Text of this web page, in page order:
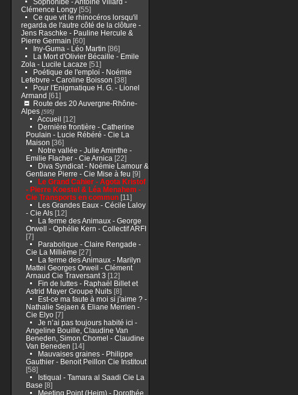
Clémence Longy[55]
Ce que vit le rhinocéros lorsqu'il
regarda de l'autre côté de la clôture -
Jens Raschke - Pauline Hercule &
Pierre Germain [60]
Iny-Guma - Léo Martin [86]
La Mort d'Olivier Bécaille - Emile
Zola - Lucile Lacaze [51]
Poétique de l'emploi - Noémie
Lefebvre - Caroline Boisson [38]
Pour l'Enigmatique H. G. - Lionel
Armand [61]
Route des 20 Auvergne-Rhône-
Alpes[595]
Accueil [12]
Dernière frontière - Catherine
Poulain - Lucie Rébéré - Cie La
Maison [36]
Notre vallée - Julie Aminthe -
Emilie Flacher - Cie Arnica [22]
Diva Syndicat - Noémie Lamour &
Gentiane Pierre - Cie Mise à feu [9]
Le Grand Cahier - Agota Kristof
- Pierre Koestel & Léa Menahem -
Cie Transports en commun[11]
Les Grandes Eaux - Cécile Laloy
- Cie Als[12]
La ferme des Animaux - George
Orwell - Ophélie Kern - Collectif ARFI
[7]
Parabolique - Claire Rengade -
Cie La Millième [27]
La ferme des Animaux - Marilyn
Mattei Georges Orweil - Clément
Arnaud Cie Traversant 3 [12]
Fin de luttes - Raphaël Billet et
Astrid Mayer Groupe Nuits[8]
Est-ce ma faute à moi si j'aime ? -
Nathalie Sejaen & Eliane Merrien -
Cie Elyo[7]
Je n’ai pas toujours habité ici -
Angeline Bouille, Claudine Van
Beneden, Simon Chomel - Claudine
Van Beneden [14]
Mauvaises graines - Philippe
Gauthier - Benoit Peillon Cie Institout
[58]
Istiqual - Tamara al Saadi Cie La
Base [8]
Meeting Point (Heim) - Dorothée